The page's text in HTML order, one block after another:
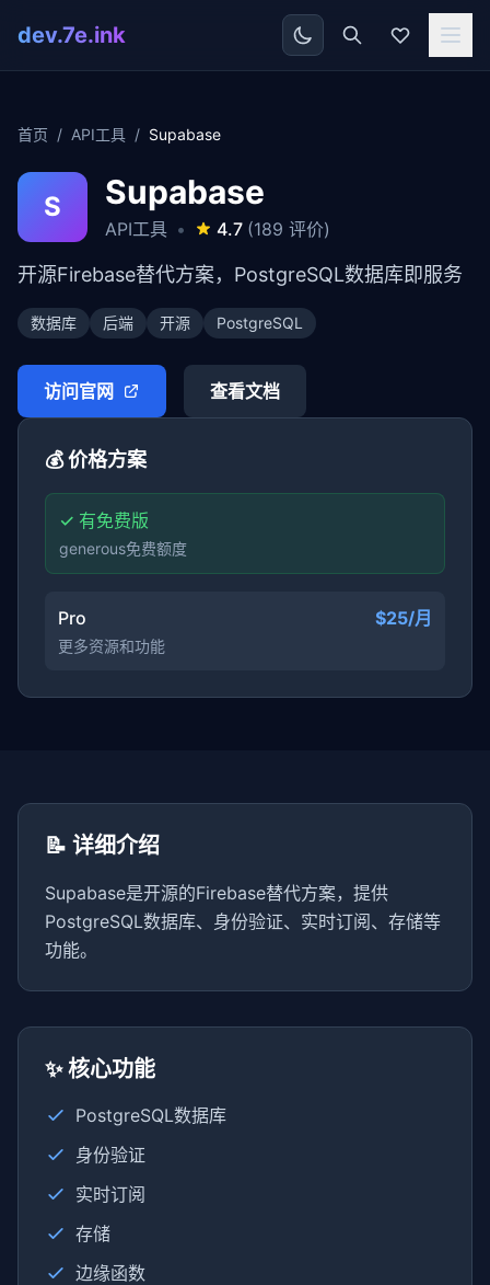
dev.7e.ink
首页 / API工具 / Supabase
S Supabase
API工具 • 4.7 (189 评价)
开源Firebase替代方案，PostgreSQL数据库即服务
数据库 后端 开源 PostgreSQL
访问官网 查看文档
💰 价格方案
✓ 有免费版
generous免费额度
Pro $25/月
更多资源和功能
📝 详细介绍
Supabase是开源的Firebase替代方案，提供
PostgreSQL数据库、身份验证、实时订阅、存储等
功能。
✨ 核心功能
PostgreSQL数据库
身份验证
实时订阅
存储
边缘函数